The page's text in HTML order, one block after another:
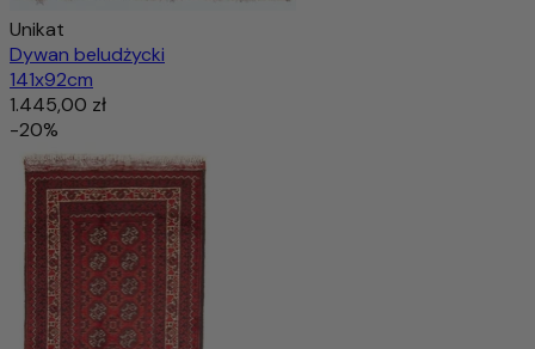
Unikat
Dywan beludżycki
141x92cm
1.445,00 zł
-20%